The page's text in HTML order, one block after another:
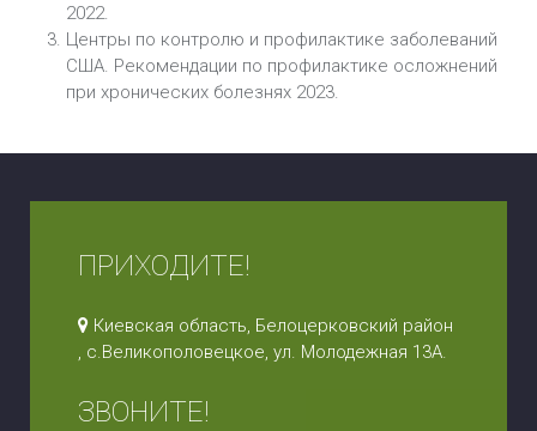
2022.
Центры по контролю и профилактике заболеваний
США. Рекомендации по профилактике осложнений
при хронических болезнях 2023.
ПРИХОДИТЕ!
Киевская область, Белоцерковский район
, с.Великополовецкое, ул. Молодежная 13А.
ЗВОНИТЕ!